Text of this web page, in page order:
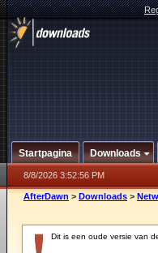
Startpagina Downloads
8/8/2026 3:52:56 PM
AfterDawn > Downloads >
Dit is een oude versie van